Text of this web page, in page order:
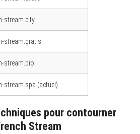
stream.city
stream.gratis
stream.bio
stream.spa (actuel)
pour contourner
Stream